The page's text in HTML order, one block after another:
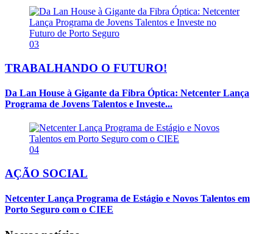
03
TRABALHANDO O FUTURO!
Da Lan House à Gigante da Fibra Óptica: Netcenter Lança
Programa de Jovens Talentos e Investe...
04
AÇÃO SOCIAL
Netcenter Lança Programa de Estágio e Novos Talentos em
Porto Seguro com o CIEE